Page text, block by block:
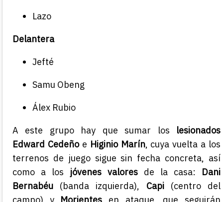
Lazo
Delantera
Jefté
Samu Obeng
Álex Rubio
A este grupo hay que sumar los lesionados
Edward Cedeñoe Higinio Marín, cuya vuelta a los
terrenos de juego sigue sin fecha concreta, así
como a los jóvenes valores de la casa: Dani
Bernabéu (banda izquierda), Capi(centro del